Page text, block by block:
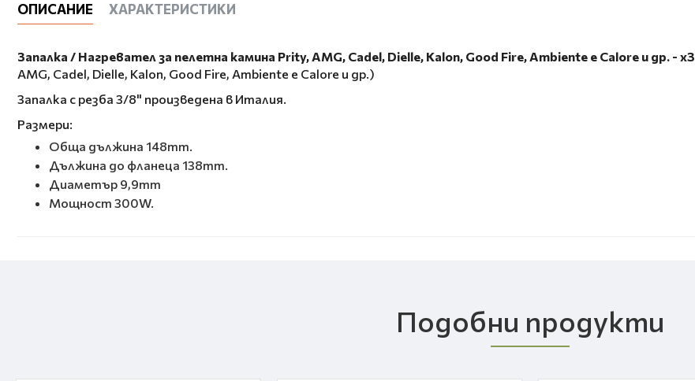
ОПИСАНИЕ ХАРАКТЕРИСТИКИ
Запалка / Нагревател за пелетна камина Prity, AMG, Cadel, Dielle, Kalon, Good Fire, Ambiente e Calore и др. - x3
AMG, Cadel, Dielle, Kalon, Good Fire, Ambiente e Calore и др.)
Запалка с резба 3/8" произведена в Италия.
Размери:
Обща дължина 148mm.
Дължина до фланеца 138mm.
Диаметър 9,9mm
Мощност 300W.
Подобни продукти